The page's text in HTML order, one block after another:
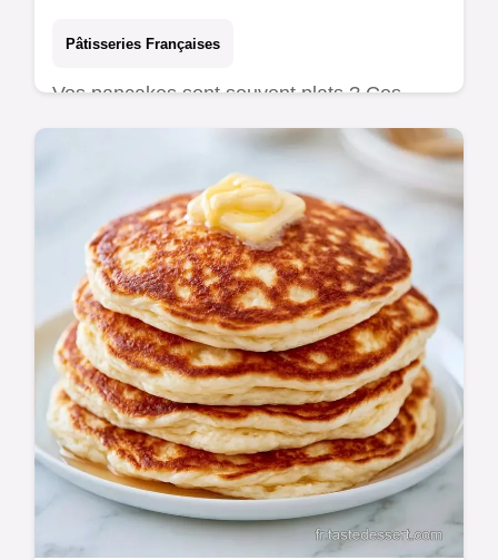
Pâtisseries Françaises
Vos pancakes sont souvent plats ? Ces
Pancakes moelleux grandmère restent
aériens grâce à un mélange minimal.